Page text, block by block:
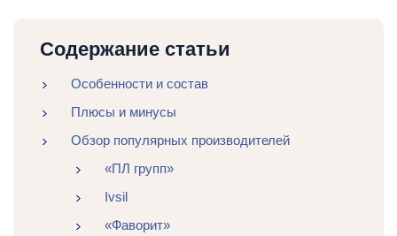
Содержание статьи
Особенности и состав
Плюсы и минусы
Обзор популярных производителей
«ПЛ групп»
Ivsil
«Фаворит»